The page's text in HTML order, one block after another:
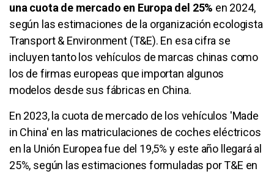
una cuota de mercado en Europa del 25% en 2024,
según las estimaciones de la organización ecologista
Transport & Environment (T&E). En esa cifra se
incluyen tanto los vehículos de marcas chinas como
los de firmas europeas que importan algunos
modelos desde sus fábricas en China.
En 2023, la cuota de mercado de los vehículos 'Made
in China' en las matriculaciones de coches eléctricos
en la Unión Europea fue del 19,5% y este año llegará al
25%, según las estimaciones formuladas por T&E en